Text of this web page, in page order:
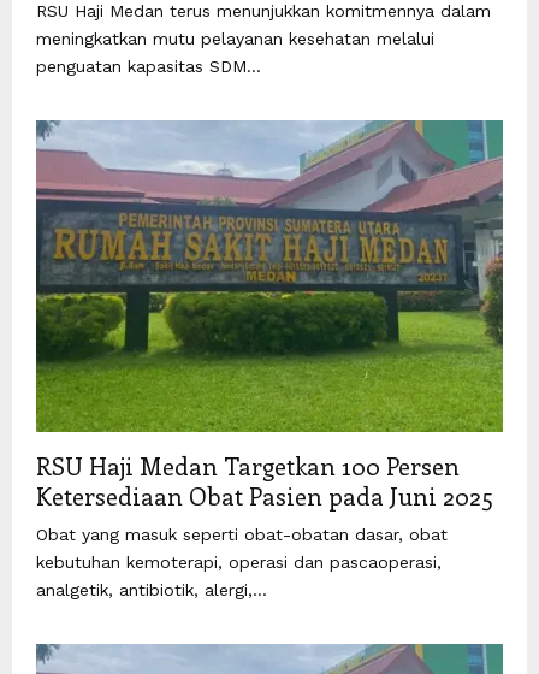
RSU Haji Medan terus menunjukkan komitmennya dalam
meningkatkan mutu pelayanan kesehatan melalui
penguatan kapasitas SDM...
RSU Haji Medan Targetkan 100 Persen
Ketersediaan Obat Pasien pada Juni 2025
Obat yang masuk seperti obat-obatan dasar, obat
kebutuhan kemoterapi, operasi dan pascaoperasi,
analgetik, antibiotik, alergi,...